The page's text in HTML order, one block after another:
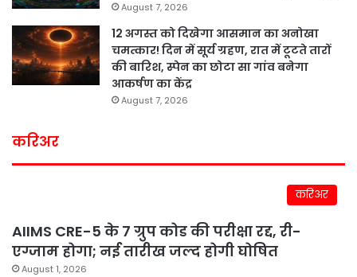
August 7, 2026
12 अगस्त को दिखेगा आसमान का अनोखा
चमत्कार! दिन में सूर्य ग्रहण, रात में टूटते तारों
की बारिश, स्पेन का छोटा सा गांव बनेगा
आकर्षण का केंद्र
August 7, 2026
करिअर
करिअर
AIIMS CRE-5 के 7 ग्रुप कोड की परीक्षा रद्द, री-
एग्जाम होगा; नई तारीख जल्द होगी घोषित
August 1, 2026